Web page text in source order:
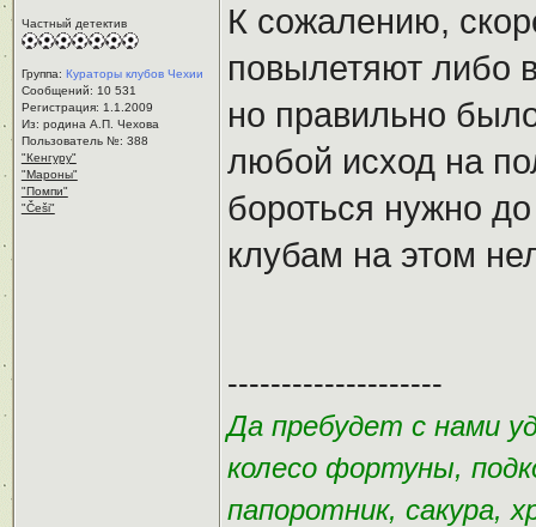
Частный детектив
Группа: Кураторы клубов Чехии
Сообщений: 10 531
Регистрация: 1.1.2009
Из: родина А.П. Чехова
Пользователь №: 388
"Кенгуру"
"Мароны"
"Помпи"
"Češi"
К сожалению,
повылетяют либо
но правильно
любой исход на
бороться нужно
клубам на этом
--------------------
Да пребудет с нами
колесо фортуны,
папоротник, сакура,